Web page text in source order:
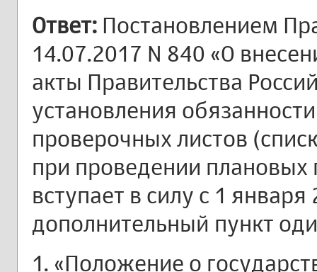
Ответ: Постановлением
14.07.2017 N 840 «О
акты Правительства
установления
проверочных листов
при проведении плановых
вступает в силу с 1 января
дополнительный пункт
1. «Положение о